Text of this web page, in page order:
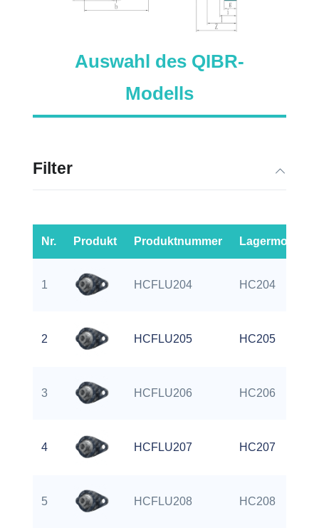
Auswahl des QIBR-
Modells
Filter
Nr. Produkt Produktnummer Lagermodell
1 HCFLU204 HC204
2 HCFLU205 HC205
3 HCFLU206 HC206
4 HCFLU207 HC207
5 HCFLU208 HC208